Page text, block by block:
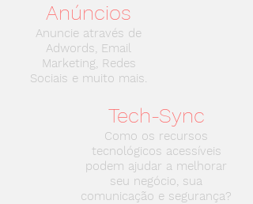
Anúncios
Anuncie através de
Adwords, Email
Marketing, Redes
Sociais e muito mais.
Tech-Sync
Como os recursos
tecnológicos acessíveis
podem ajudar a melhorar
seu negócio, sua
comunicação e segurança?